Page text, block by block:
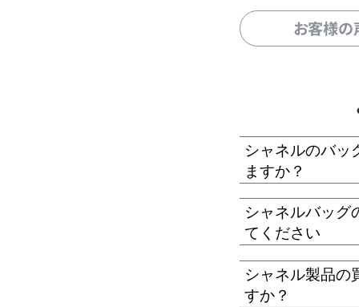
お客様
シャネルのバッ
ますか？
シャネルバッグ
てください
シャネル製品の
すか？